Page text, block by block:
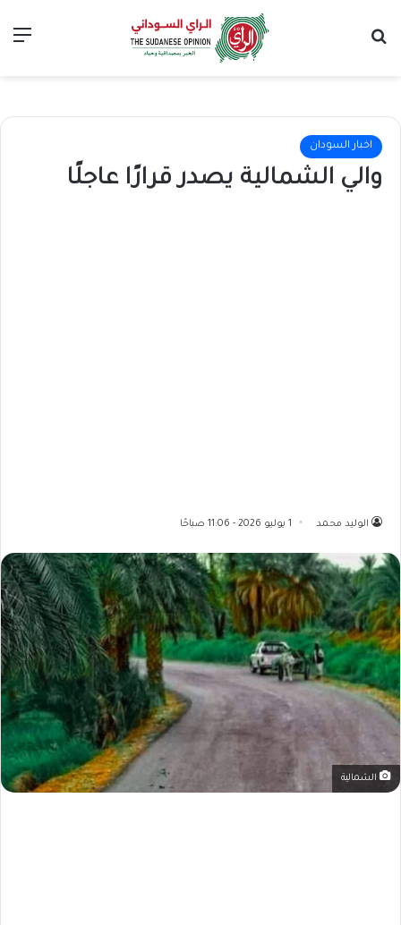
اخبار السودان
والي الشمالية يصدر قرارًا عاجلًا
الوليد محمد 1 يوليو 2026 - 11:06 صباحًا
الشمالية